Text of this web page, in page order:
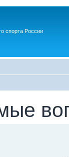
спорта России